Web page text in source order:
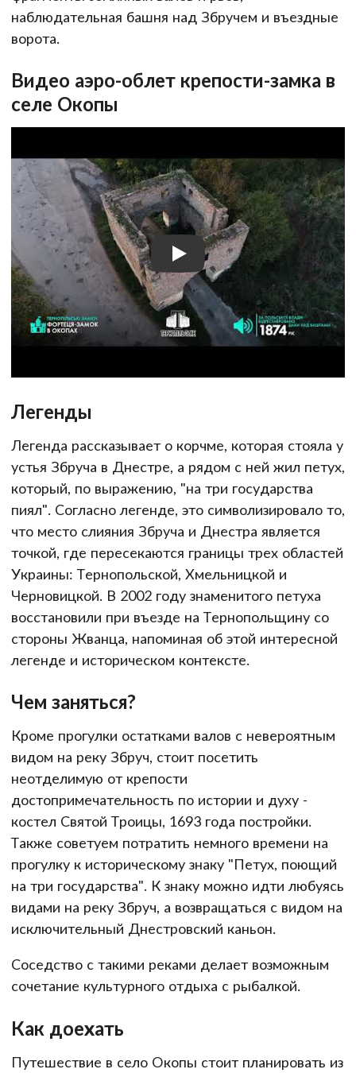
наблюдательная башня над Збручем и въездные
ворота.
Видео аэро-облет крепости-замка в
селе Окопы
Легенды
Легенда рассказывает о корчме, которая стояла у
устья Збруча в Днестре, а рядом с ней жил петух,
который, по выражению, "на три государства
пиял". Согласно легенде, это символизировало то,
что место слияния Збруча и Днестра является
точкой, где пересекаются границы трех областей
Украины: Тернопольской, Хмельницкой и
Черновицкой. В 2002 году знаменитого петуха
восстановили при въезде на Тернопольщину со
стороны Жванца, напоминая об этой интересной
легенде и историческом контексте.
Чем заняться?
Кроме прогулки остатками валов с невероятным
видом на реку Збруч, стоит посетить
неотделимую от крепости
достопримечательность по истории и духу -
костел Святой Троицы, 1693 года постройки.
Также советуем потратить немного времени на
прогулку к историческому знаку "Петух, поющий
на три государства". К знаку можно идти любуясь
видами на реку Збруч, а возвращаться с видом на
исключительный Днестровский каньон.
Соседство с такими реками делает возможным
сочетание культурного отдыха с рыбалкой.
Как доехать
Путешествие в село Окопы стоит планировать из